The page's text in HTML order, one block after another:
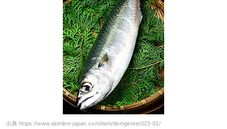
出典:https://www.aionline-japan.com/item/itemgenre/023-01/